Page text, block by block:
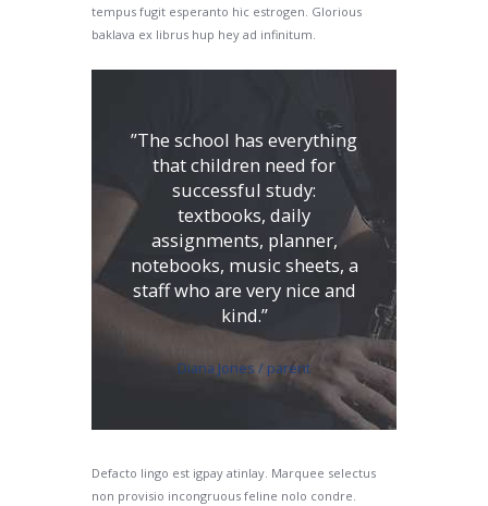
tempus fugit esperanto hic estrogen. Glorious
baklava ex librus hup hey ad infinitum.
”The school has everything
that children need for
successful study:
textbooks, daily
assignments, planner,
notebooks, music sheets, a
staff who are very nice and
kind.”
Diana Jones / parent
Defacto lingo est igpay atinlay. Marquee selectus
non provisio incongruous feline nolo condre.